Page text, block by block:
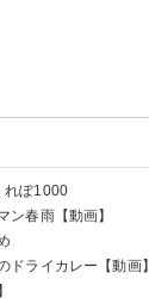
れぽ1000
ン春雨【動画】
ドライカレー【動画】